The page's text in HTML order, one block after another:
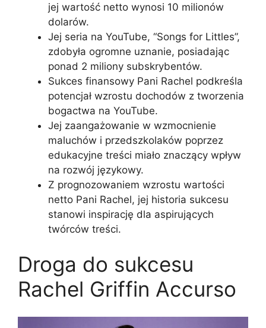
jej wartość netto wynosi 10 milionów
dolarów.
Jej seria na YouTube, “Songs for Littles”,
zdobyła ogromne uznanie, posiadając
ponad 2 miliony subskrybentów.
Sukces finansowy Pani Rachel podkreśla
potencjał wzrostu dochodów z tworzenia
bogactwa na YouTube.
Jej zaangażowanie w wzmocnienie
maluchów i przedszkolaków poprzez
edukacyjne treści miało znaczący wpływ
na rozwój językowy.
Z prognozowaniem wzrostu wartości
netto Pani Rachel, jej historia sukcesu
stanowi inspirację dla aspirujących
twórców treści.
Droga do sukcesu
Rachel Griffin Accurso